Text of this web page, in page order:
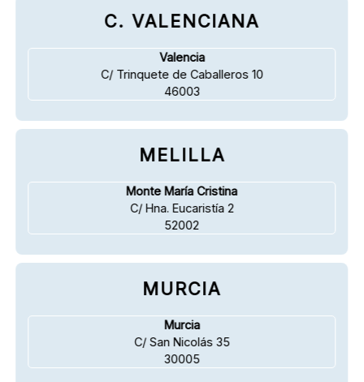
C. VALENCIANA
Valencia
C/ Trinquete de Caballeros 10
46003
MELILLA
Monte María Cristina
C/ Hna. Eucaristía 2
52002
MURCIA
Murcia
C/ San Nicolás 35
30005